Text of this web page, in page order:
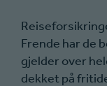
Frende har de
gjelder over
dekket på